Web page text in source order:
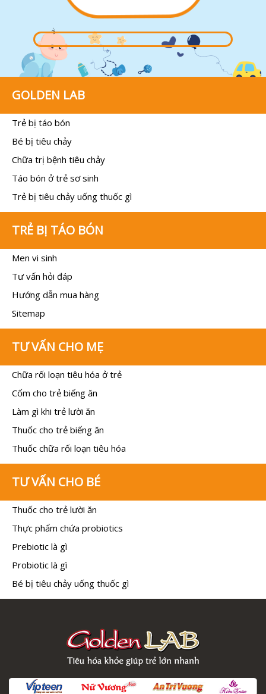
GOLDEN LAB
Trẻ bị táo bón
Bé bị tiêu chảy
Chữa trị bệnh tiêu chảy
Táo bón ở trẻ sơ sinh
Trẻ bị tiêu chảy uống thuốc gì
TRẺ BỊ TÁO BÓN
Men vi sinh
Tư vấn hỏi đáp
Hướng dẫn mua hàng
Sitemap
TƯ VẤN CHO MẸ
Chữa rối loạn tiêu hóa ở trẻ
Cốm cho trẻ biếng ăn
Làm gì khi trẻ lười ăn
Thuốc cho trẻ biếng ăn
Thuốc chữa rối loạn tiêu hóa
TƯ VẤN CHO BÉ
Thuốc cho trẻ lười ăn
Thực phẩm chứa probiotics
Prebiotic là gì
Probiotic là gì
Bé bị tiêu chảy uống thuốc gì